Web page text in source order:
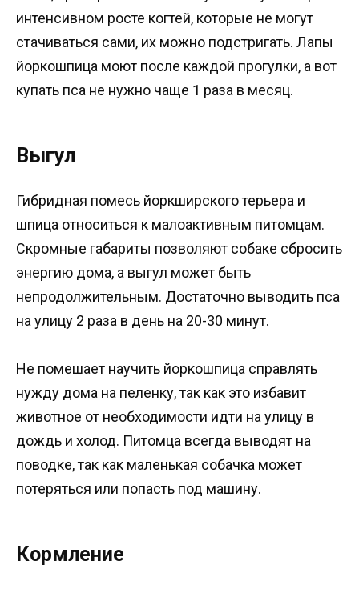
интенсивном росте когтей, которые не могут
стачиваться сами, их можно подстригать. Лапы
йоркошпица моют после каждой прогулки, а вот
купать пса не нужно чаще 1 раза в месяц.
Выгул
Гибридная помесь йоркширского терьера и
шпица относиться к малоактивным питомцам.
Скромные габариты позволяют собаке сбросить
энергию дома, а выгул может быть
непродолжительным. Достаточно выводить пса
на улицу 2 раза в день на 20-30 минут.
Не помешает научить йоркошпица справлять
нужду дома на пеленку, так как это избавит
животное от необходимости идти на улицу в
дождь и холод. Питомца всегда выводят на
поводке, так как маленькая собачка может
потеряться или попасть под машину.
Кормление